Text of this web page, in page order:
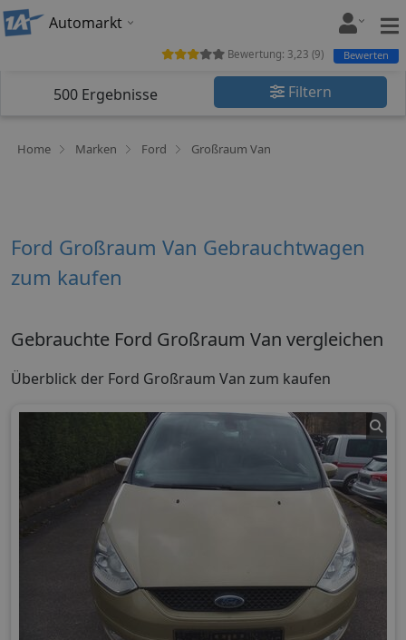
Automarkt
500 Ergebnisse Filtern
Home Marken Ford Großraum Van
Bewertung: 3,23 (9) Bewerten
Ford Großraum Van Gebrauchtwagen
zum kaufen
Gebrauchte Ford Großraum Van vergleichen
Überblick der Ford Großraum Van zum kaufen